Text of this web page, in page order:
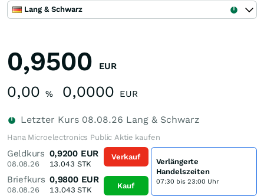
Lang & Schwarz
0,9500 EUR
0,00 % 0,0000 EUR
Letzter Kurs 08.08.26 Lang & Schwarz
Hana Microelectronics Public Aktie kaufen
Geldkurs
08.08.26
0,9200 EUR
13.043 STK
Briefkurs
08.08.26
0,9800 EUR
13.043 STK
Verkauf
Kauf
Verlängerte
Handelszeiten
07:30 bis 23:00 Uhr